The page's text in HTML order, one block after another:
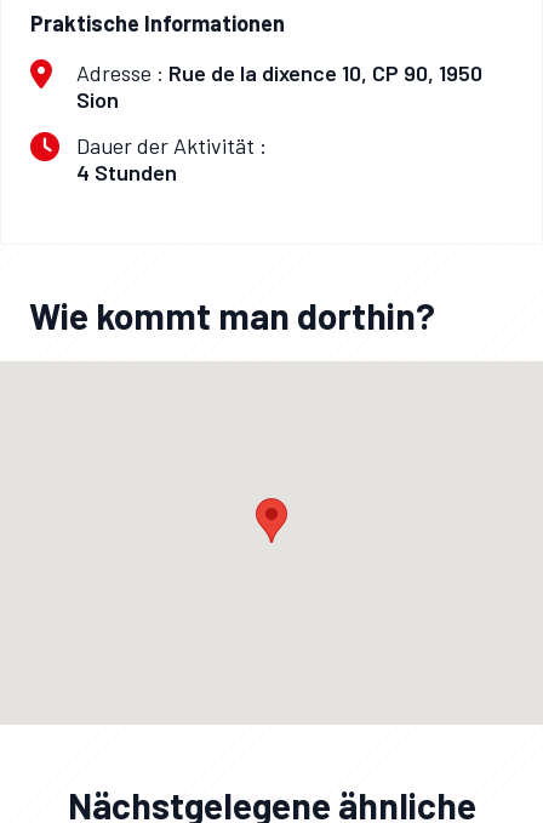
Praktische Informationen
Adresse : Rue de la dixence 10, CP 90, 1950
Sion
Dauer der Aktivität :
4 Stunden
Wie kommt man dorthin?
Nächstgelegene ähnliche